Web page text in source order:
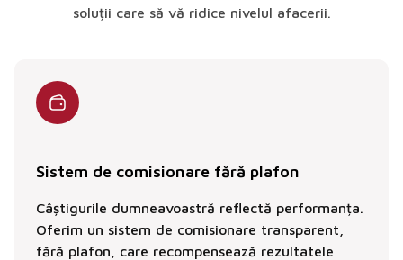
soluții care să vă ridice nivelul afacerii.
Sistem de comisionare fără plafon
Câștigurile dumneavoastră reflectă performanța.
Oferim un sistem de comisionare transparent,
fără plafon, care recompensează rezultatele